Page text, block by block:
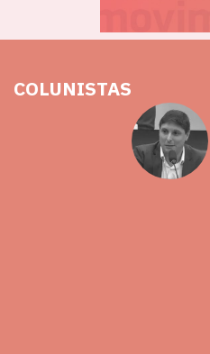
COLUNISTAS